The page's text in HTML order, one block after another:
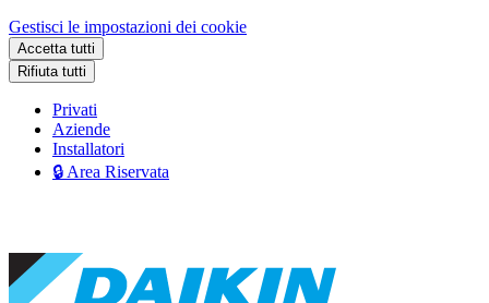
Gestisci le impostazioni dei cookie
Accetta tutti
Rifiuta tutti
Privati
Aziende
Installatori
🔒 Area Riservata